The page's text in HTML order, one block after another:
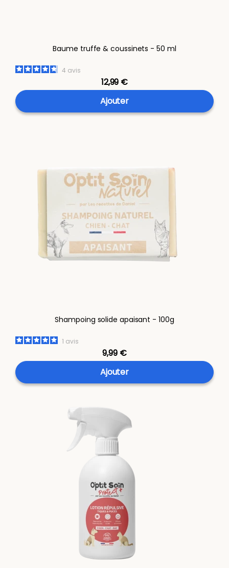
Baume truffe & coussinets - 50 ml
4 avis
12,99 €
Ajouter
Shampoing solide apaisant - 100g
1 avis
9,99 €
Ajouter